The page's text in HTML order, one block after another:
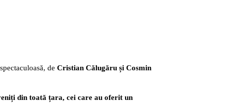
de Cristian Călugăru și Cosmin
din toată țara, cei care au oferit un